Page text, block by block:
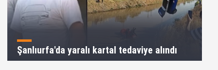
Şanlıurfa'da yaralı kartal tedaviye alındı